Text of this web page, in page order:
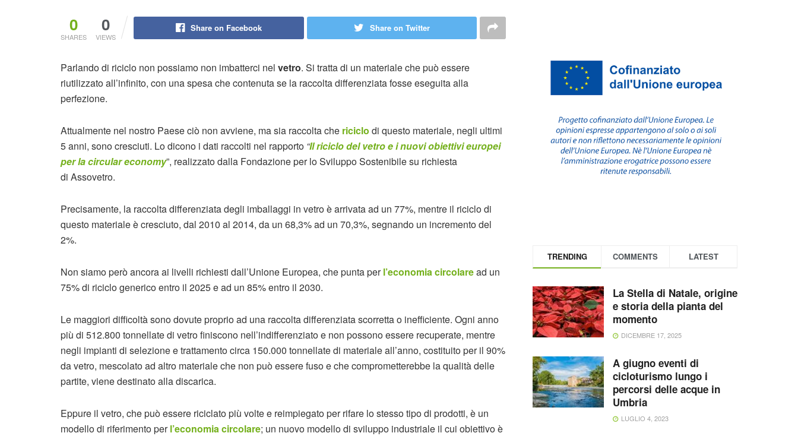
0
SHARES
0
VIEWS
Share on Facebook Share on Twitter
Parlando di riciclo non possiamo non imbatterci nel vetro. Si tratta di un materiale che può essere
riutilizzato all’infinito, con una spesa che contenuta se la raccolta differenziata fosse eseguita alla
perfezione.
Attualmente nel nostro Paese ciò non avviene, ma sia raccolta che riciclo di questo materiale, negli ultimi
5 anni, sono cresciuti. Lo dicono i dati raccolti nel rapporto “Il riciclo del vetro e i nuovi obiettivi europei
per la circular economy”, realizzato dalla Fondazione per lo Sviluppo Sostenibile su richiesta
di Assovetro.
Precisamente, la raccolta differenziata degli imballaggi in vetro è arrivata ad un 77%, mentre il riciclo di
questo materiale è cresciuto, dal 2010 al 2014, da un 68,3% ad un 70,3%, segnando un incremento del
2%.
Non siamo però ancora ai livelli richiesti dall’Unione Europea, che punta perl’economia circolaread un
75% di riciclo generico entro il 2025 e ad un 85% entro il 2030.
Le maggiori difficoltà sono dovute proprio ad una raccolta differenziata scorretta o inefficiente. Ogni anno
più di 512.800 tonnellate di vetro finiscono nell’indifferenziato e non possono essere recuperate, mentre
negli impianti di selezione e trattamento circa 150.000 tonnellate di materiale all’anno, costituito per il 90%
da vetro, mescolato ad altro materiale che non può essere fuso e che comprometterebbe la qualità delle
partite, viene destinato alla discarica.
Eppure il vetro, che può essere riciclato più volte e reimpiegato per rifare lo stesso tipo di prodotti, è un
modello di riferimento perl’economia circolare; un nuovo modello di sviluppo industriale il cui obiettivo è
TRENDING COMMENTS LATEST
La Stella di Natale, origine
e storia della pianta del
momento
DICEMBRE 17, 2025
A giugno eventi di
cicloturismo lungo i
percorsi delle acque in
Umbria
LUGLIO 4, 2023